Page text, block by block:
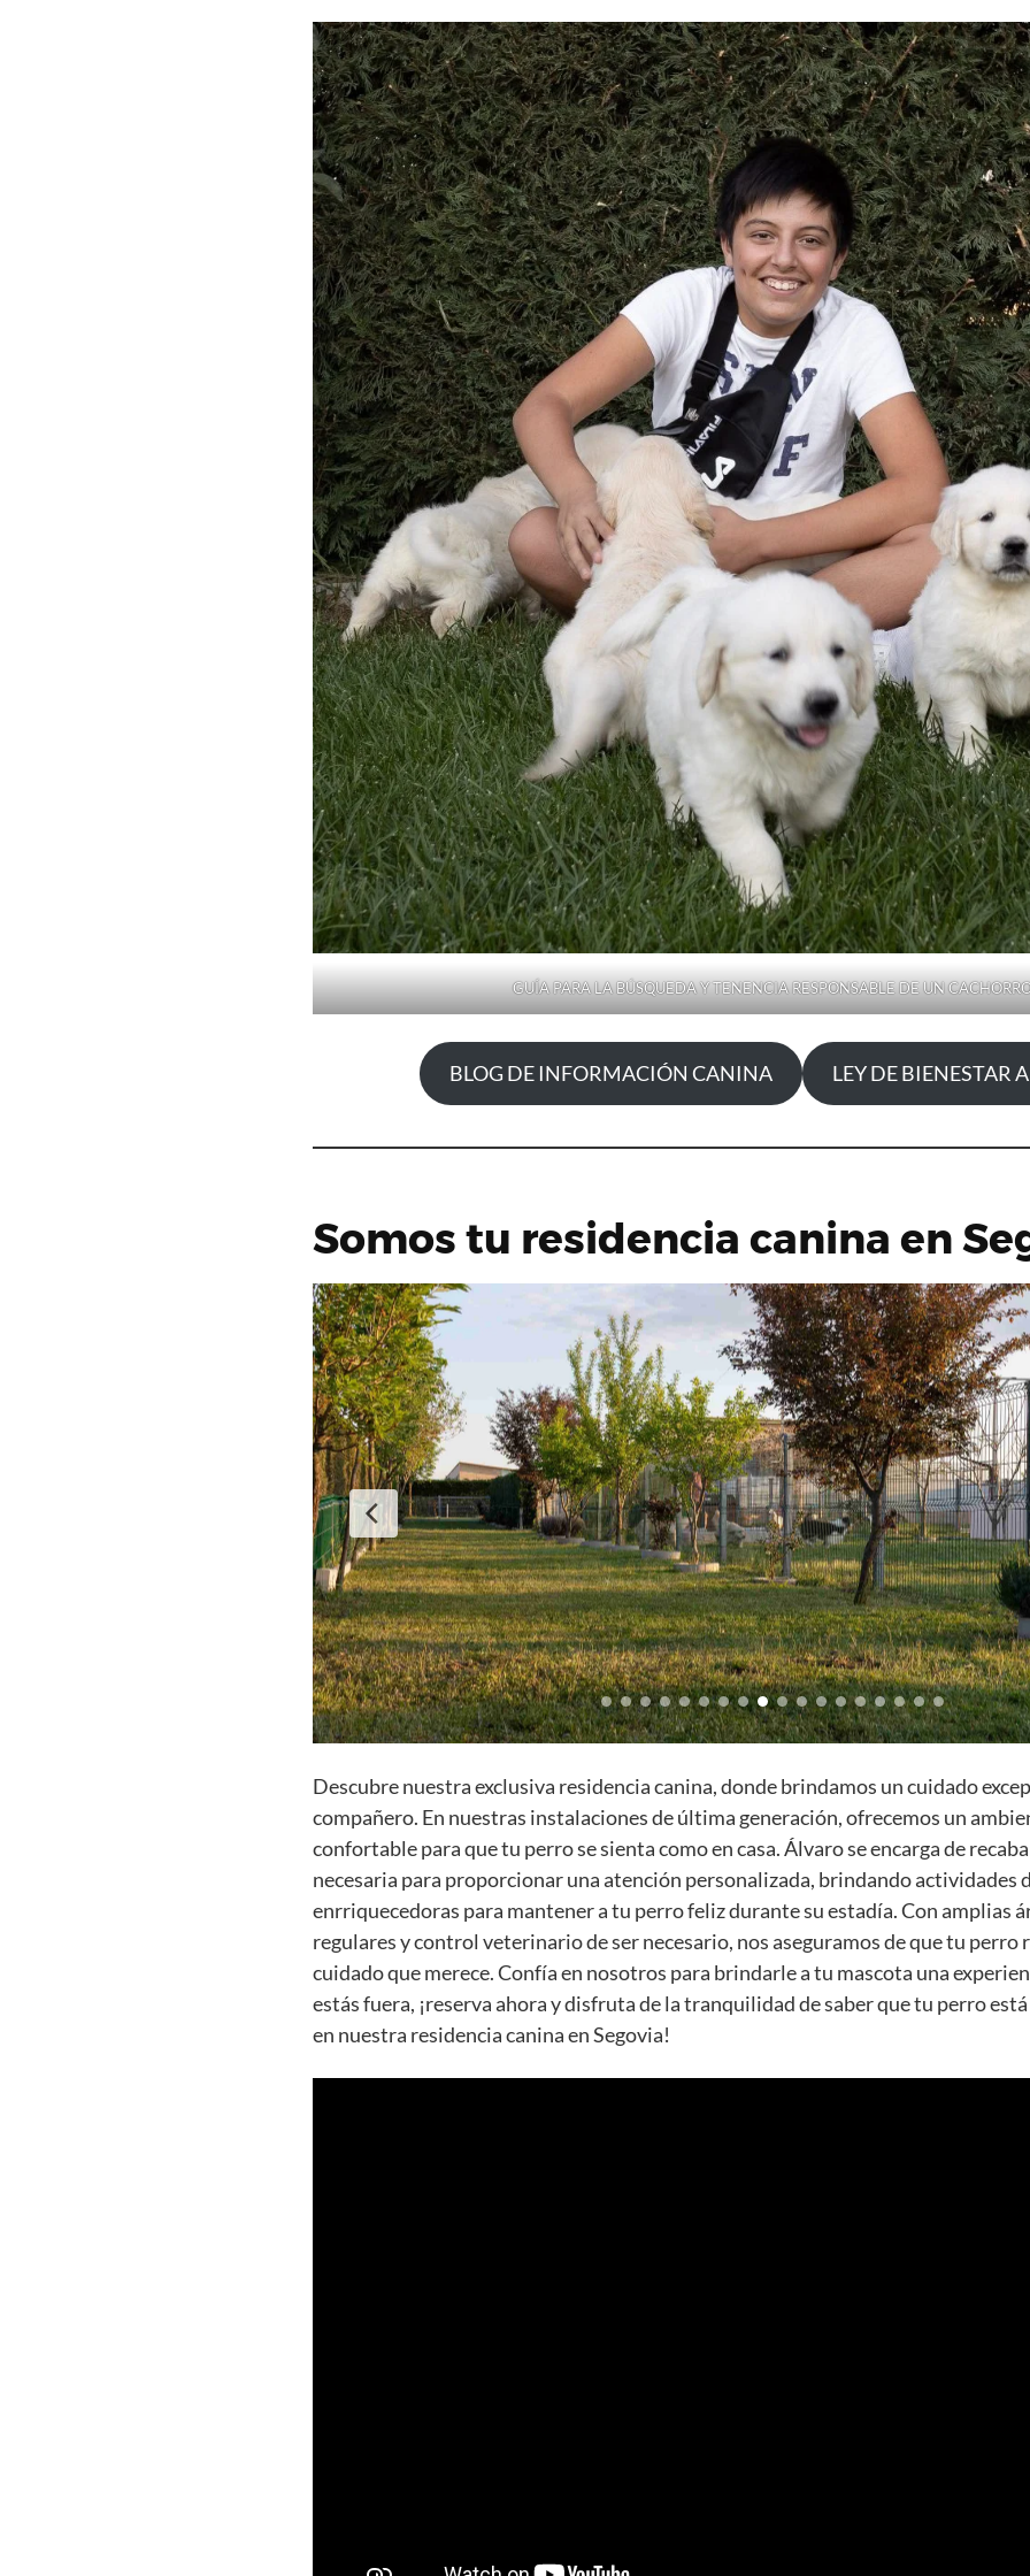
GUÍA PARA LA BÚSQUEDA Y TENENCIA RESPONSABLE DE UN
BLOG DE INFORMACIÓN CANINA LEY DE BIENESTAR
Somos tu residencia canina en
Descubre nuestra exclusiva residencia canina, donde brindamos un cuidado
compañero. En nuestras instalaciones de última generación, ofrecemos un
confortable para que tu perro se sienta como en casa. Álvaro se encarga de
necesaria para proporcionar una atención personalizada, brindando actividades
enrriquecedoras para mantener a tu perro feliz durante su estadía. Con amplias
regulares y control veterinario de ser necesario, nos aseguramos de que tu perro
cuidado que merece. Confía en nosotros para brindarle a tu mascota una
estás fuera, ¡reserva ahora y disfruta de la tranquilidad de saber que tu perro
en nuestra residencia canina en Segovia!